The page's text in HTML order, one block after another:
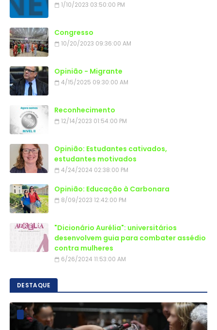
1/10/2023 03:50:00 PM
Congresso
10/20/2023 09:36:00 AM
Opinião - Migrante
4/15/2025 09:30:00 AM
Reconhecimento
12/14/2023 01:54:00 PM
Opinião: Estudantes cativados,
estudantes motivados
4/24/2024 02:38:00 PM
Opinião: Educação à Carbonara
8/09/2023 12:42:00 PM
"Dicionário Aurélia": universitários
desenvolvem guia para combater assédio
contra mulheres
6/26/2024 11:53:00 AM
DESTAQUE